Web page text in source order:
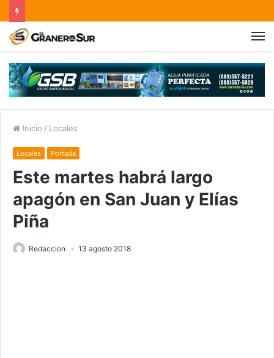
Inicio / Locales
Locales Portada
Este martes habrá largo
apagón en San Juan y Elías
Piña
Redaccion 13 agosto 2018